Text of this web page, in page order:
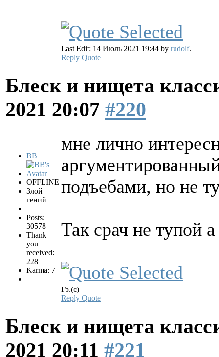
Last Edit: 14 Июль 2021 19:44 by rudolf.
Reply Quote
Блеск и нищета
2021 20:07 #220
BB
OFFLINE
Злой
гений
Posts:
30578
Thank
you
received:
228
Karma: 7
мне лично
подъебами, но не
Так срач не тупой
Гр.(с)
Reply Quote
Блеск и нищета
2021 20:11 #221